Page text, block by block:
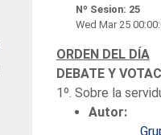
Nº Sesion: 25
Wed Mar 25
ORDEN DEL DÍA
DEBATE Y
1º. Sobre la
Autor: